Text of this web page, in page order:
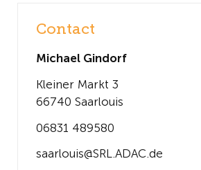
Contact
Michael Gindorf
Kleiner Markt 3
66740 Saarlouis
06831 489580
saarlouis@SRL.ADAC.de